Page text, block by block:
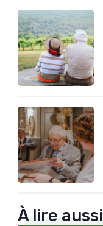
À lire aussi